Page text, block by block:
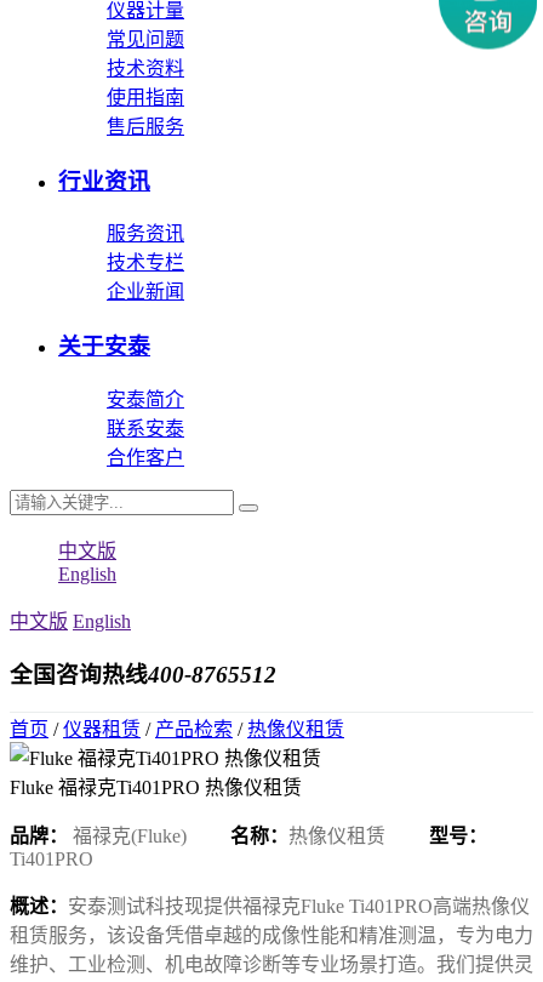
仪器计量
常见问题
技术资料
使用指南
售后服务
行业资讯
服务资讯
技术专栏
企业新闻
关于安泰
安泰简介
联系安泰
合作客户
中文版
English
中文版 English
全国咨询热线400-8765512
首页 /仪器租赁 / 产品检索 /热像仪租赁
Fluke 福禄克Ti401PRO 热像仪租赁
品牌： 福禄克(Fluke) 名称： 热像仪租赁
型号：
Ti401PRO
概述： ​安泰测试科技现提供福禄克Fluke Ti401PRO高端热像仪
租赁服务，该设备凭借卓越的成像性能和精准测温，专为电力
维护、工业检测、机电故障诊断等专业场景打造。我们提供灵